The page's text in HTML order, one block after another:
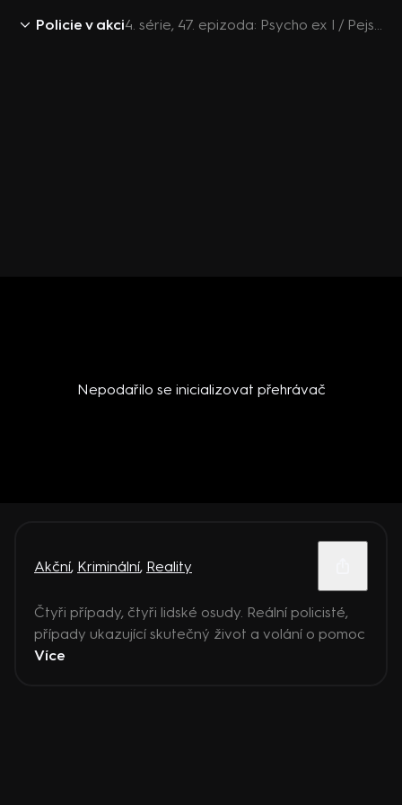
Policie v akci 4. série, 47. epizoda: Psycho ex I / Pejskař a cyklista / Psycho ex II
Nepodařilo se inicializovat přehrávač
Akční, Kriminální, Reality
Čtyři případy, čtyři lidské osudy. Reální policisté,
případy ukazující skutečný život a volání o pomoc
Více